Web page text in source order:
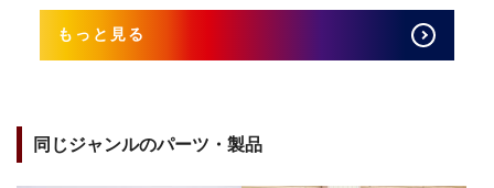
もっと見る
同じジャンルのパーツ・製品